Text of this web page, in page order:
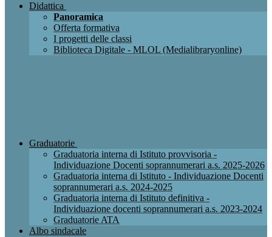
Didattica
Panoramica
Offerta formativa
I progetti delle classi
Biblioteca Digitale - MLOL (Medialibraryonline)
Graduatorie
Graduatoria interna di Istituto provvisoria -
Individuazione Docenti soprannumerari a.s. 2025-2026
Graduatoria interna di Istituto - Individuazione Docenti
soprannumerari a.s. 2024-2025
Graduatoria interna di Istituto definitiva -
Individuazione docenti soprannumerari a.s. 2023-2024
Graduatorie ATA
Albo sindacale